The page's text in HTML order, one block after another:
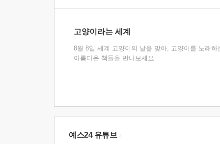
고양이라는 세계
8월 8일 세계 고양이의 날을 맞아, 고양이를 노래하
아름다운 책들을 만나보세요.
예스24 유튜브